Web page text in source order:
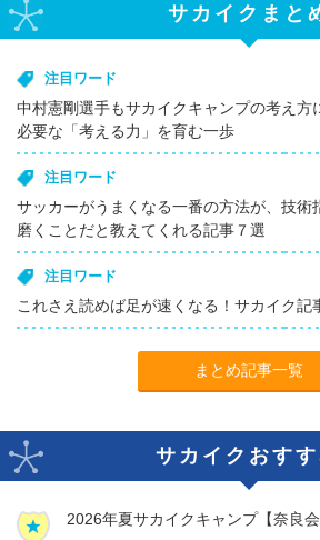
サカイクまと
注目ワード
中村憲剛選手もサカイクキャンプの考え
必要な「考える力」を育む一歩
注目ワード
サッカーがうまくなる一番の方法が、技術
磨くことだと教えてくれる記事７選
注目ワード
これさえ読めば足が速くなる！サカイク記
まとめ記事一覧
サカイクおすす
2026年夏サカイクキャンプ【奈良会